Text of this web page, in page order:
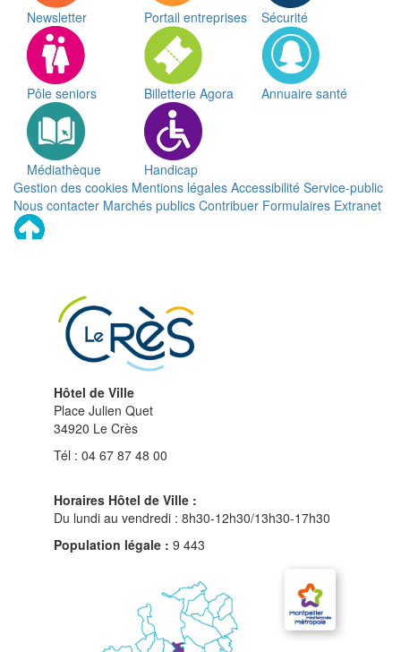
Newsletter Portail entreprises Sécurité
Pôle seniors Billetterie Agora Annuaire santé
Médiathèque
Handicap
Gestion des cookies Mentions légales Accessibilité Service-public
Nous contacter Marchés publics Contribuer Formulaires Extranet
Remonter
Hôtel de Ville
Place Julien Quet
34920 Le Crès
Tél : 04 67 87 48 00
Horaires Hôtel de Ville :
Du lundi au vendredi : 8h30-12h30/13h30-17h30
Population légale : 9 443